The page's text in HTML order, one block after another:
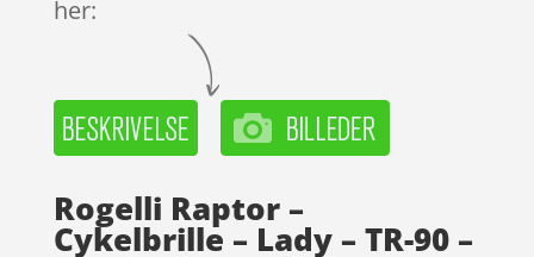
her:
Rogelli Raptor –
Cykelbrille – Lady – TR-90 –